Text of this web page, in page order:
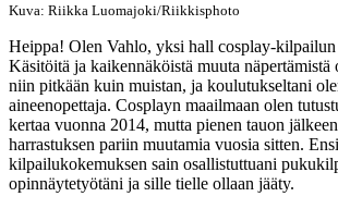
Kuva: Riikka Luomajoki/Riikkisphoto
Heippa! Olen Vahlo, yksi hall cosplay-kilpailun
Käsitöitä ja kaikennäköistä muuta näpertämistä
niin pitkään kuin muistan, ja koulutukseltani
aineenopettaja. Cosplayn maailmaan olen
kertaa vuonna 2014, mutta pienen tauon
harrastuksen pariin muutamia vuosia sitten.
kilpailukokemuksen sain osallistuttuani
opinnäytetyötäni ja sille tielle ollaan jääty.